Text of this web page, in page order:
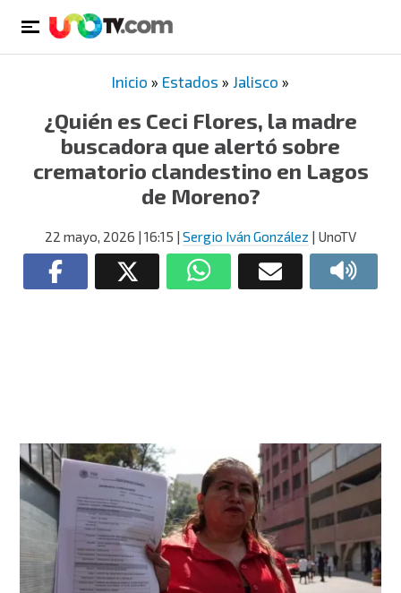
Inicio » Estados » Jalisco »
¿Quién es Ceci Flores, la madre
buscadora que alertó sobre
crematorio clandestino en Lagos
de Moreno?
22 mayo, 2026 | 16:15 | Sergio Iván González | UnoTV